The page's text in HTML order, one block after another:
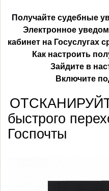
Получайте судебные
Электронное
кабинет на Госуслугах
Как настроить
Зайдите в
Включите
быстрого
Госпочты